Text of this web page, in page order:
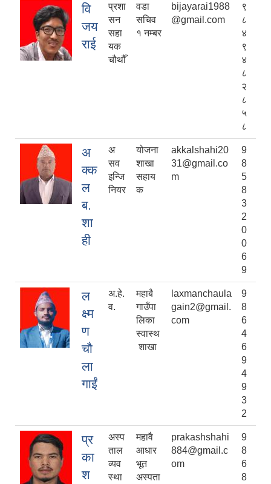
वि
जय
राई
प्रशा
सन
सहा
यक
चौथौँ
वडा
सचिव
१ न‌‌म्बर
bijayarai1988
@gmail.com
९
८
४
९
४
८
२
८
५
८
अ
क्क
ल
ब.
शा
ही
अ
सव
इन्जि
नियर
योजना
शाखा
सहाय
क
akkalshahi20
31@gmail.co
m
9
8
5
8
3
2
0
0
6
9
ल
क्ष्म
ण
चौ
ला
गाईं
अ.हे.
व.
महाबै
गाउँपा
लिका
स्वास्थ
शाखा
laxmanchaula
gain2@gmail.
com
9
8
6
4
6
9
4
9
3
2
प्र
का
श
अस्प
ताल
व्यव
स्था
महावै
आधार
भूत
अस्पता
prakashshahi
884@gmail.c
om
9
8
6
8